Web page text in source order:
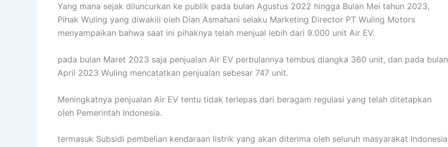
Yang mana sejak diluncurkan ke publik pada bulan Agustus 2022 hingga Bulan Mei tahun 2023,
Pihak Wuling yang diwakili oleh Dian Asmahani selaku Marketing Director PT Wuling Motors
menyampaikan bahwa saat ini pihaknya telah menjual lebih dari 9.000 unit Air EV.
pada bulan Maret 2023 saja penjualan Air EV perbulannya tembus diangka 360 unit, dan pada bulan
April 2023 Wuling mencatatkan penjualan sebesar 747 unit.
Meningkatnya penjualan Air EV tentu tidak terlepas dari beragam regulasi yang telah ditetapkan
oleh Pemerintah Indonesia.
termasuk Subsidi pembelian kendaraan listrik yang akan diterima oleh seluruh masyarakat Indonesia